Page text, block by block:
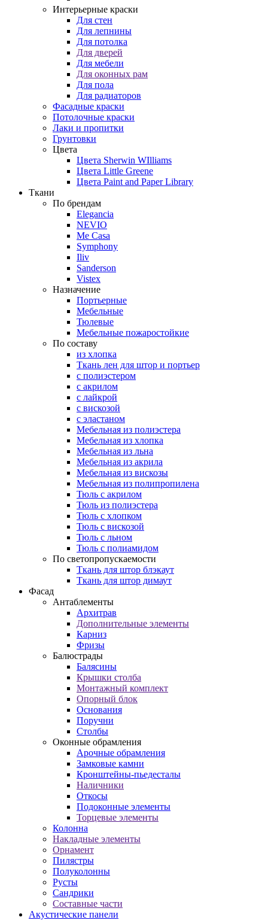
Интерьерные краски
Для стен
Для лепнины
Для потолка
Для дверей
Для мебели
Для оконных рам
Для пола
Для радиаторов
Фасадные краски
Потолочные краски
Лаки и пропитки
Грунтовки
Цвета
Цвета Sherwin WIlliams
Цвета Little Greene
Цвета Paint and Paper Library
Ткани
По брендам
Elegancia
NEVIO
Me Casa
Symphony
Iliv
Sanderson
Vistex
Назначение
Портьерные
Мебельные
Тюлевые
Мебельные пожаростойкие
По составу
из хлопка
Ткань лен для штор и портьер
с полиэстером
с акрилом
с лайкрой
с вискозой
с эластаном
Мебельная из полиэстера
Мебельная из хлопка
Мебельная из льна
Мебельная из акрила
Мебельная из вискозы
Мебельная из полипропилена
Тюль с акрилом
Тюль из полиэстера
Тюль с хлопком
Тюль с вискозой
Тюль с льном
Тюль с полиамидом
По светопропускаемости
Ткань для штор блэкаут
Ткань для штор димаут
Фасад
Антаблементы
Архитрав
Дополнительные элементы
Карниз
Фризы
Балюстрады
Балясины
Крышки столба
Монтажный комплект
Опорный блок
Основания
Поручни
Столбы
Оконные обрамления
Арочные обрамления
Замковые камни
Кронштейны-пьедесталы
Наличники
Откосы
Подоконные элементы
Торцевые элементы
Колонна
Накладные элементы
Орнамент
Пилястры
Полуколонны
Русты
Сандрики
Составные части
Акустические панели